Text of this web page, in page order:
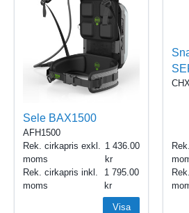
Sele BAX1500
AFH1500
Rek. cirkapris exkl.
moms
1 436.00
Rek. cirkapris inkl.
moms
1 795.00
Visa